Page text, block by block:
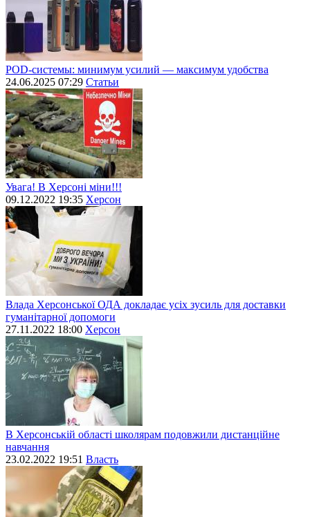
POD-системы: минимум усилий — максимум удобства
24.06.2025 07:29 Статьи
Увага! В Херсоні міни!!!
09.12.2022 19:35 Херсон
Влада Херсонської ОДА докладає усіх зусиль для доставки
гуманітарної допомоги
27.11.2022 18:00 Херсон
В Херсонській області школярам подовжили дистанційне
навчання
23.02.2022 19:51 Власть